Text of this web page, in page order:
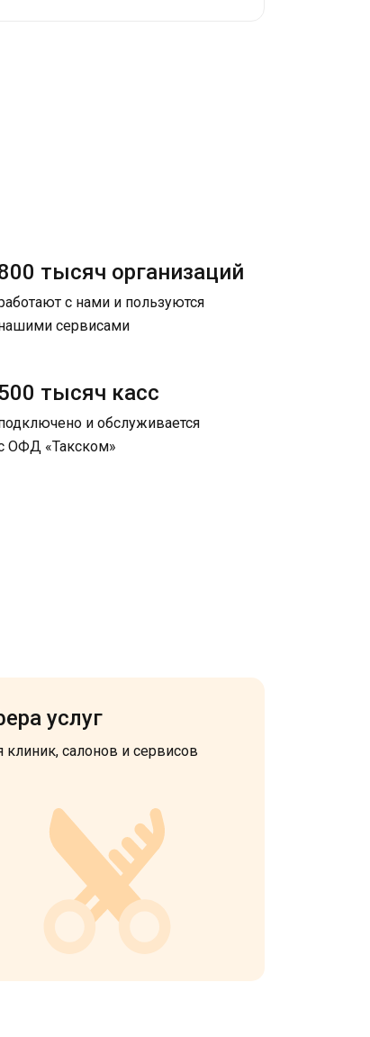
тысяч организаций
с нами и пользуются
сервисами
тысяч касс
и обслуживается
ОФД «Такском»
услуг
клиник, салонов и сервисов